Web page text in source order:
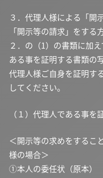
３．代理人様による「開
「開示等の請求」をする
２．の（1）の書類に加
ある事を証明する書類の
代理人様ご自身を証明す
してください。
（１）代理人である事を
＜開示等の求めをするこ
様の場合＞
①本人の委任状（原本）